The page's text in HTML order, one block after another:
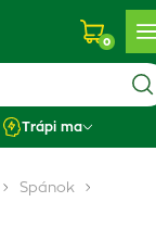
0
Trápi ma
Spánok